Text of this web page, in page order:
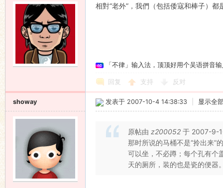
相對“老外”，我們（包括倭寇和棒子）都
「不律」输入法，顶顶好用个吴语拼音
回复 支持 反对
showay 发表于 2007-10-4 14:38:33 显示全
原帖由 z200052 于 2007-9-
那时所说的马桶不是“拎出来”
可以坐，不必蹲；每个孔有个
天的厕所，装的也是瓷的便器